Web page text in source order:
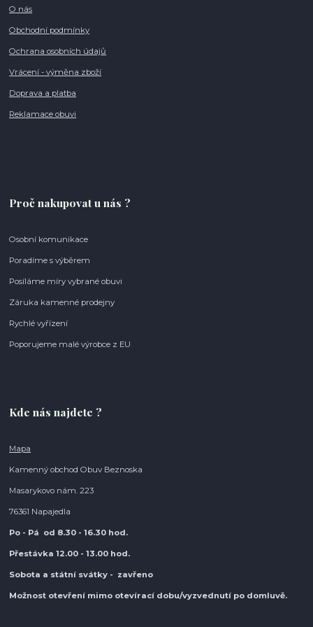
O nás
Obchodní podmínky
Ochrana osobních údajů
Vrácení - výměna zboží
Doprava a platba
Reklamace obuvi
Proč nakupovat u nás ?
Osobní komunikace
Poradíme s výběrem
Posíláme míry vybrané obuvi
Záruka kamenné prodejny
Rychlé vyřízení
Poporujeme malé výrobce z EU
Kde nás najdete ?
Mapa
Kamenný obchod Obuv Beznoska
Masarykovo nám. 223
76361 Napajedla
Po - Pá od 8.30 - 16.30 hod.
Přestávka 12.00 - 13.00 hod.
Sobota a státní svátky - zavřeno
Možnost otevření mimo otevírací dobu/vyzvednutí po domluvě.